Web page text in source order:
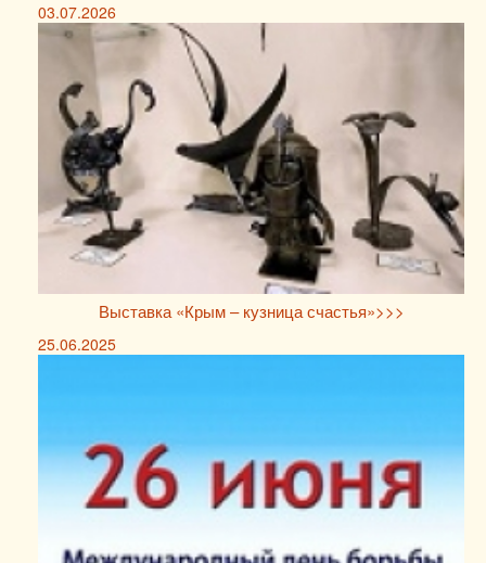
03.07.2026
Выставка «Крым – кузница счастья»>>>
25.06.2025